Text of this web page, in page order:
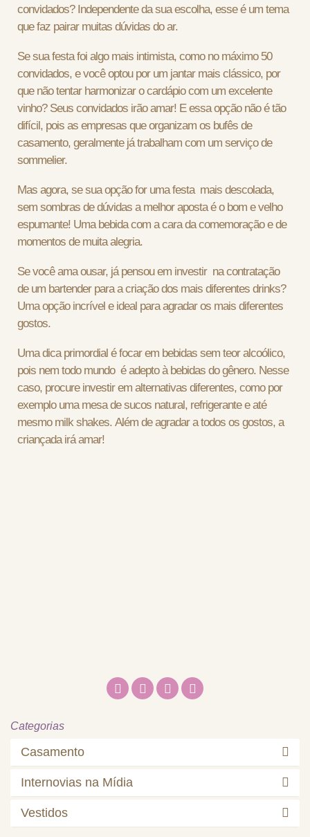
convidados? Independente da sua escolha, esse é um tema
que faz pairar muitas dúvidas do ar.
Se sua festa foi algo mais intimista, como no máximo 50
convidados, e você optou por um jantar mais clássico, por
que não tentar harmonizar o cardápio com um excelente
vinho? Seus convidados irão amar! E essa opção não é tão
difícil, pois as empresas que organizam os bufês de
casamento, geralmente já trabalham com um serviço de
sommelier.
Mas agora, se sua opção for uma festa mais descolada,
sem sombras de dúvidas a melhor aposta é o bom e velho
espumante! Uma bebida com a cara da comemoração e de
momentos de muita alegria.
Se você ama ousar, já pensou em investir na contratação
de um bartender para a criação dos mais diferentes drinks?
Uma opção incrível e ideal para agradar os mais diferentes
gostos.
Uma dica primordial é focar em bebidas sem teor alcoólico,
pois nem todo mundo é adepto à bebidas do gênero. Nesse
caso, procure investir em alternativas diferentes, como por
exemplo uma mesa de sucos natural, refrigerante e até
mesmo milk shakes. Além de agradar a todos os gostos, a
criançada irá amar!
Categorias
Casamento
Internovias na Mídia
Vestidos